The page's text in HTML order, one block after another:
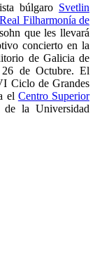
búlgaro Svetlin
Real Filharmonía de
que les llevará
concierto en la
de Galicia de
de Octubre. El
Ciclo de Grandes
el Centro Superior
de la Universidad